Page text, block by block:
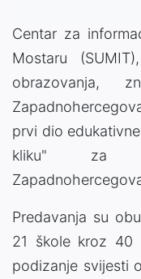
Centar za
Mostaru
obrazovanja,
prvi dio
kliku" za
Predavanja su
21 škole kroz 40
podizanje svijesti